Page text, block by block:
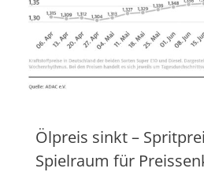
Ölpreis sinkt –
Spielraum für